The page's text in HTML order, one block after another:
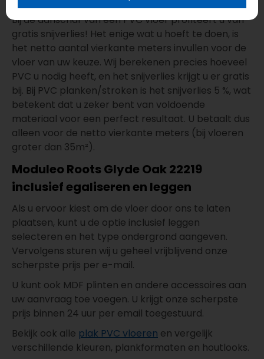
Bij de aanschaf van een PVC vloer profiteert u van
gratis snijverlies! Het enige wat u hoeft te doen, is
het netto aantal vierkante meters invullen voor de
vloer van uw keuze. Wij berekenen precies hoeveel
PVC u nodig heeft, en het snijverlies krijgt u er gratis
bij. Bij PVC planken/stroken is het snijverlies 5 %, wat
betekent dat u zeker bent van voldoende
materiaal voor een perfect resultaat. U betaalt dus
alleen voor de netto vierkante meters (bij vloeren
groter dan 35m²).
Moduleo Roots Glyde Oak 22219
inclusief egaliseren en leggen
Als u ervoor kiest om de vloer door ons te laten
plaatsen, kunt u de optie inclusief leggen
selecteren en het type ondergrond aangeven.
Vervolgens sturen wij u geheel vrijblijvend onze
scherpste prijs per e-mail.
U kunt ook MDF plinten en andere accessoires aan
uw aanvraag toe voegen. U krijgt onze scherpste
prijs binnen 24 uur per email toegestuurd.
Bekijk ook alle plak PVC vloeren en vergelijk
verschillende kleuren, plankformaten en houtlooks.